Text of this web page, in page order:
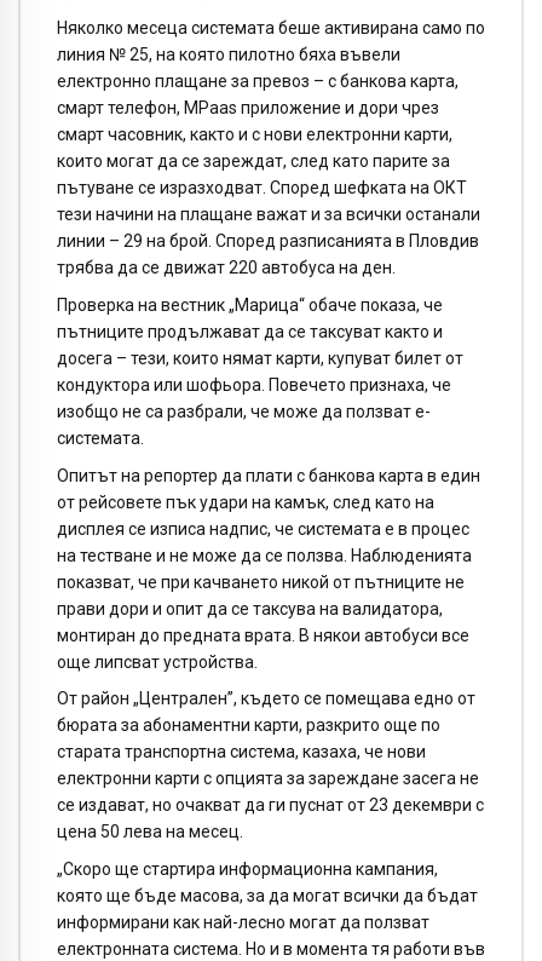
Няколко месеца системата беше активирана само по
линия № 25, на която пилотно бяха въвели
електронно плащане за превоз – с банкова карта,
смарт телефон, MPaas приложение и дори чрез
смарт часовник, както и с нови електронни карти,
които могат да се зареждат, след като парите за
пътуване се изразходват. Според шефката на ОКТ
тези начини на плащане важат и за всички останали
линии – 29 на брой. Според разписанията в Пловдив
трябва да се движат 220 автобуса на ден.
Проверка на вестник „Марица“ обаче показа, че
пътниците продължават да се таксуват както и
досега – тези, които нямат карти, купуват билет от
кондуктора или шофьора. Повечето признаха, че
изобщо не са разбрали, че може да ползват е-
системата.
Опитът на репортер да плати с банкова карта в един
от рейсовете пък удари на камък, след като на
дисплея се изписа надпис, че системата е в процес
на тестване и не може да се ползва. Наблюденията
показват, че при качването никой от пътниците не
прави дори и опит да се таксува на валидатора,
монтиран до предната врата. В някои автобуси все
още липсват устройства.
От район „Централен”, където се помещава едно от
бюрата за абонаментни карти, разкрито още по
старата транспортна система, казаха, че нови
електронни карти с опцията за зареждане засега не
се издават, но очакват да ги пуснат от 23 декември с
цена 50 лева на месец.
„Скоро ще стартира информационна кампания,
която ще бъде масова, за да могат всички да бъдат
информирани как най-лесно могат да ползват
електронната система. Но и в момента тя работи във